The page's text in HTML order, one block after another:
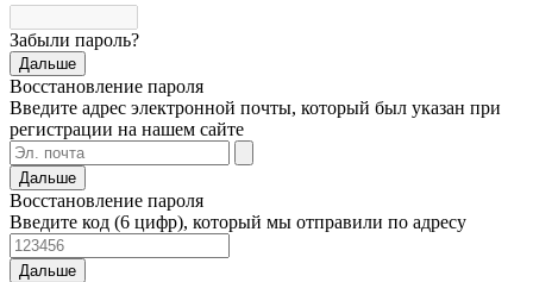
Забыли пароль?
Дальше
Восстановление пароля
Введите адрес электронной почты, который был указан при
регистрации на нашем сайте
Дальше
Восстановление пароля
Введите код (6 цифр), который мы отправили по адресу
Дальше